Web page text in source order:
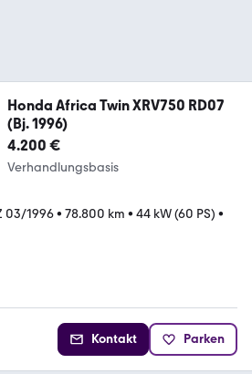
Honda Africa Twin XRV750 RD07
(Bj. 1996)
4.200 €
Verhandlungsbasis
03/1996• 78.800 km • 44 kW (60 PS) •
Kontakt Parken